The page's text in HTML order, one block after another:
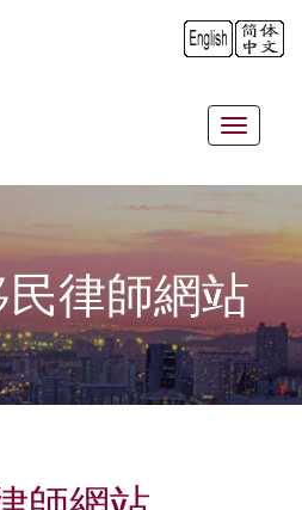
Toggle
律師網站